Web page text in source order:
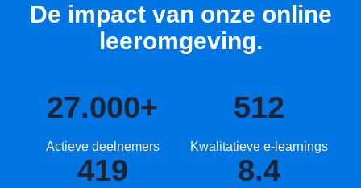
De impact van onze online
leeromgeving.
27.000+
Actieve deelnemers
512
Kwalitatieve e-learnings
419 8.4